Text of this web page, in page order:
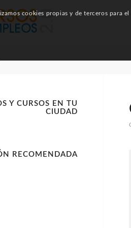
Y CURSOS EN TU
CIUDAD
RECOMENDADA
cookies propias y de terceros para